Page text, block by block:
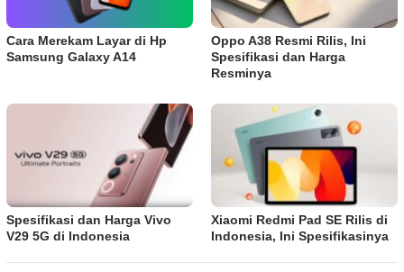
Cara Merekam Layar di Hp
Samsung Galaxy A14
Oppo A38 Resmi Rilis, Ini
Spesifikasi dan Harga
Resminya
Spesifikasi dan Harga Vivo
V29 5G di Indonesia
Xiaomi Redmi Pad SE Rilis di
Indonesia, Ini Spesifikasinya